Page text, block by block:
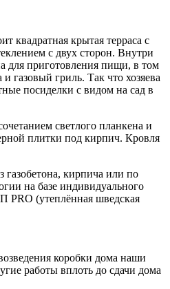
квадратная крытая терраса с
с двух сторон. Внутри
для приготовления пищи, в том
газовый гриль. Так что хозяева
посиделки с видом на сад в
светлого планкена и
плитки под кирпич. Кровля
кирпича или по
на базе индивидуального
PRO (утеплённая шведская
коробки дома наши
работы вплоть до сдачи дома